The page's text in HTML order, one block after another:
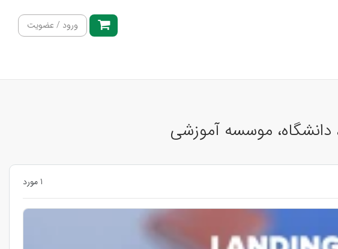
ورود / عضویت
دانشگاه، موسسه آموزشی
1 مورد